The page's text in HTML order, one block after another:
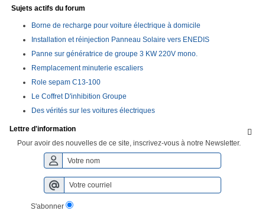
Sujets actifs du forum
Borne de recharge pour voiture électrique à domicile
Installation et réinjection Panneau Solaire vers ENEDIS
Panne sur génératrice de groupe 3 KW 220V mono.
Remplacement minuterie escaliers
Role sepam C13-100
Le Coffret D'inhibition Groupe
Des vérités sur les voitures électriques

Lettre d'information
Pour avoir des nouvelles de ce site, inscrivez-vous à notre Newsletter.
S'abonner